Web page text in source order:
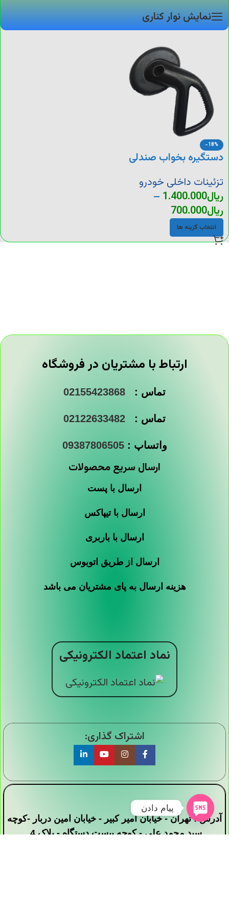
نمایش نوار کناری
-18%
دستگیره بخواب صندلی
تزئینات داخلی خودرو
ریال1.400.000
–
ریال700.000
انتخاب گزینه ها
ارتباط با مشتریان در فروشگاه
تماس : 02155423868
تماس : 02122633482
واتساپ :09387806505
ارسال سریع محصولات
ارسال با پست
ارسال با تیپاکس
ارسال با باربری
ارسال از طریق اتوبوس
هزینه ارسال به پای مشتریان می باشد
نماد اعتماد الکترونیکی
اشتراک گذاری:
آدرس : تهران - خیابان امیر کبیر - خیابان امین دربار -کوچه
سید محمد علی - کوچه بیست دستگاه - پلاک 4
پیام دادن